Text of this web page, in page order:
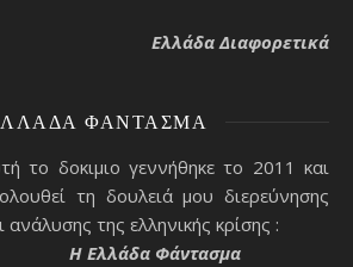
Ελλάδα Διαφορετικά
ΦΆΝΤΑΣΜΑ
το δοκιμιο γεννήθηκε το 2011 και
τη δουλειά μου διερεύνησης
ανάλυσης της ελληνικής κρίσης :
H Ελλάδα Φάντασμα